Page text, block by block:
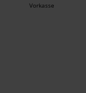
Vorkasse